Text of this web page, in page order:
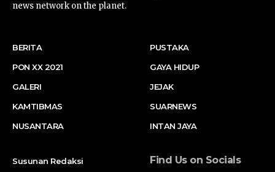
news network on the planet.
BERITA
PON XX 2021
GALERI
KAMTIBMAS
NUSANTARA
PUSTAKA
GAYA HIDUP
JEJAK
SUARNEWS
INTAN JAYA
Susunan Redaksi
Find Us on Socials